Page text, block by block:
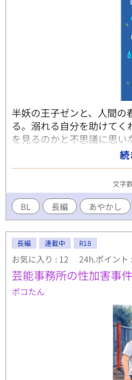
日向 結人（ひなた ゆいと
けるのが上手いと言われ
写真を見て「芸能人にな
人。芸名の名付け親でも
ながら、同じ速度で「別
静かに手を離した。都合
る、という癖がある。 鈴
瀬 碧」 俳優。ダウナーな
せる目で評価されている。
を預ける」と評された。
人がひとりいれば足りる。
も、理由はひとつしかな
ら」。 何も要求せず、何
での評判もいい。ただし
ぶりに現れた結人に対して
やま しゅうじ）／34歳 碧
担当が匙を投げたのち、
能で、穏やかで、面倒見が
人。 碧が心を許している数
人でもある。碧の甘えを
め」と言う。
半妖の王子ゼンと、人間の
る。溺れる自分を助けてく
を見るのかと不思議に思い
の仕事をこなす日々を送
であるリュウジを探しに
遊びに行った事がある川
うとしても、何故か思い出
っと自分から遠ざけていた
あるゼンと出会う。 妖の
が失った記憶の中での出会
ンに思いを寄せていく春翔
続
文字
BL 長編 あやかし
長編 連載中 R18
お気に入り : 12 24h.ポイント
芸能事務所の性加害
ポコたん